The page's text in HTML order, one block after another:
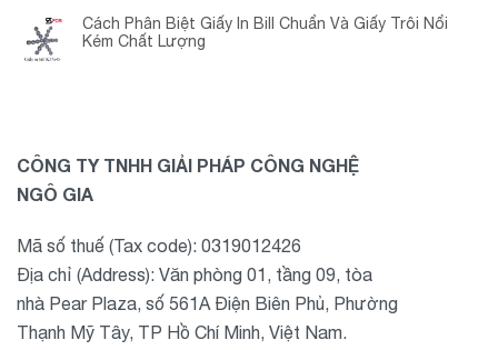
Cách Phân Biệt Giấy In Bill Chuẩn Và Giấy Trôi Nổi
Kém Chất Lượng
CÔNG TY TNHH GIẢI PHÁP CÔNG NGHỆ
NGÔ GIA
Mã số thuế (Tax code): 0319012426
Địa chỉ (Address): Văn phòng 01, tầng 09, tòa
nhà Pear Plaza, số 561A Điện Biên Phủ, Phường
Thạnh Mỹ Tây, TP Hồ Chí Minh, Việt Nam.